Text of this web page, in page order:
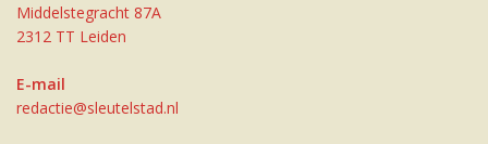
Middelstegracht 87A
2312 TT Leiden
E-mail
redactie@sleutelstad.nl